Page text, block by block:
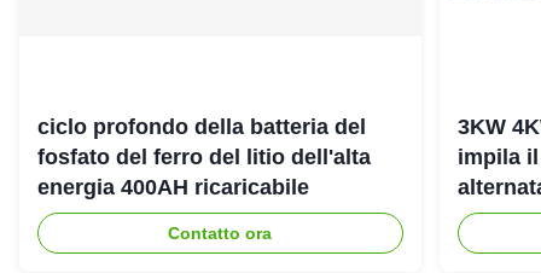
ciclo profondo della batteria del
fosfato del ferro del litio dell'alta
energia 400AH ricaricabile
Contatto ora
3KW
impila